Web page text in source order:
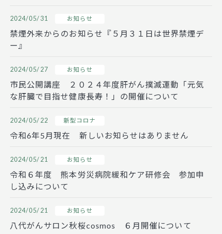
2024/05/31 お知らせ
禁煙外来からのお知らせ『５月３１日は世界禁煙デ
ー』
2024/05/27 お知らせ
市民公開講座 ２０２４年度肝がん撲滅運動「元気
な肝臓で目指せ健康長寿！」の開催について
2024/05/22 新型コロナ
令和6年5月現在 新しいお知らせはありません
2024/05/21 お知らせ
令和６年度 熊本労災病院緩和ケア研修会 参加申
し込みについて
2024/05/21 お知らせ
八代がんサロン秋桜cosmos ６月開催について